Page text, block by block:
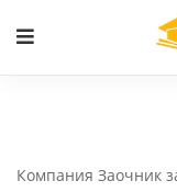
Компания Заочник